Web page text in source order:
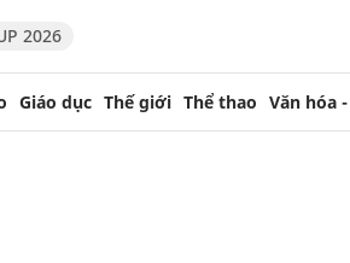
2026
Giáo dục Thế giới Thể thao Văn hóa